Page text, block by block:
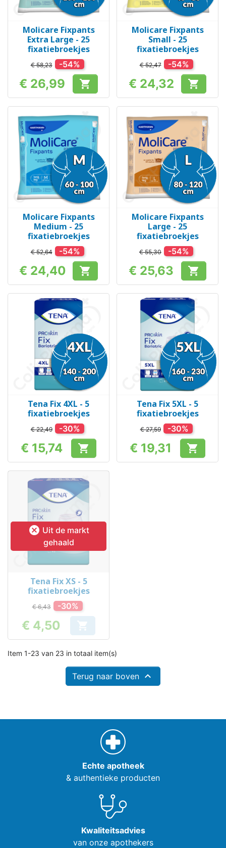
Molicare Fixpants
Extra Large - 25
fixatiebroekjes
€ 58,23 -54%
Prijs
€ 26,99 
Molicare Fixpants
Small - 25
fixatiebroekjes
€ 52,47 -54%
Prijs
€ 24,32 
Molicare Fixpants
Medium - 25
fixatiebroekjes
€ 52,64 -54%
Prijs
€ 24,40 
Molicare Fixpants
Large - 25
fixatiebroekjes
€ 55,30 -54%
Prijs
€ 25,63 
Tena Fix 4XL - 5
fixatiebroekjes
€ 22,49 -30%
Prijs
€ 15,74 
Tena Fix 5XL - 5
fixatiebroekjes
€ 27,59 -30%
Prijs
€ 19,31 
 Uit de markt
gehaald
Tena Fix XS - 5
fixatiebroekjes
€ 6,43 -30%
Prijs
€ 4,50 
Item 1-23 van 23 in totaal item(s)
Terug naar boven 
Echte apotheek
& authentieke producten
Kwaliteitsadvies
van onze apothekers